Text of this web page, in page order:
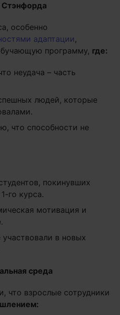
Стэнфорда
особенно
адаптации ,
программу, где:
неудача – часть
людей, которые
что способности не
покинувших
го курса.
мотивация и
в новых
среда
что взрослые сотрудники